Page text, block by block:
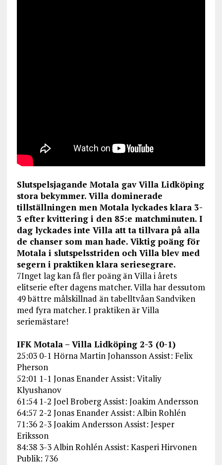
Slutspelsjagande Motala gav Villa Lidköping
stora bekymmer. Villa dominerade
tillställningen men Motala lyckades klara 3-
3 efter kvittering i den 85:e matchminuten. I
dag lyckades inte Villa att ta tillvara på alla
de chanser som man hade. Viktig poäng för
Motala i slutspelsstriden och Villa blev med
segern i praktiken klara seriesegrare.
7Inget lag kan få fler poäng än Villa i årets
elitserie efter dagens matcher. Villa har dessutom
49 bättre målskillnad än tabelltvåan Sandviken
med fyra matcher. I praktiken är Villa
seriemästare!
IFK Motala – Villa Lidköping 2-3 (0-1)
25:03 0-1 Hörna Martin Johansson Assist: Felix
Pherson
52:01 1-1 Jonas Enander Assist: Vitaliy
Klyushanov
61:54 1-2 Joel Broberg Assist: Joakim Andersson
64:57 2-2 Jonas Enander Assist: Albin Rohlén
71:36 2-3 Joakim Andersson Assist: Jesper
Eriksson
84:38 3-3 Albin Rohlén Assist: Kasperi Hirvonen
Publik: 736